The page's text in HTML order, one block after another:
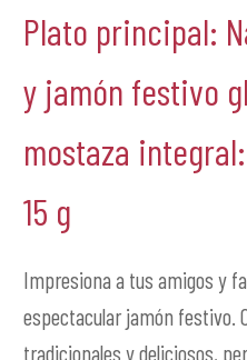
Plato principal:
y jamón festivo
mostaza
15 g
Impresiona a tus amigos y
espectacular jamón festivo.
tradicionales y deliciosos,